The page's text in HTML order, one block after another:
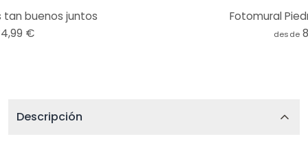
tan buenos juntos
€
Fotomural
desde
Descripción